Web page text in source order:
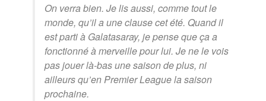
On verra bien. Je lis aussi, comme tout le
monde, qu’il a une clause cet été. Quand il
est parti à Galatasaray, je pense que ça a
fonctionné à merveille pour lui. Je ne le vois
pas jouer là-bas une saison de plus, ni
ailleurs qu’en Premier League la saison
prochaine.